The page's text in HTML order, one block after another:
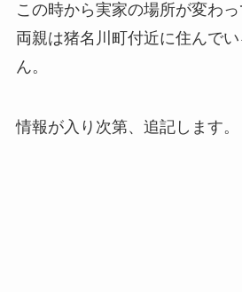
この時から実家の場所が変わ
両親は猪名川町付近に住んで
ん。
情報が入り次第、追記します。